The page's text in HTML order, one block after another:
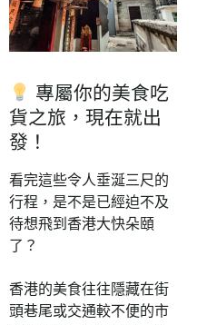
專屬你的美食吃
貨之旅，現在就出
發！
看完這些令人垂涎三尺的
行程，是不是已經迫不及
待想飛到香港大快朵頤
了？
香港的美食往往隱藏在街
頭巷尾或交通較不便的市